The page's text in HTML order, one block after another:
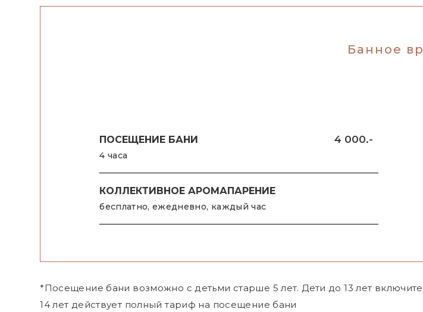
Банное
ПОСЕЩЕНИЕ БАНИ 4 000.-
4 часа
КОЛЛЕКТИВНОЕ АРОМАПАРЕНИЕ
бесплатно, ежедневно, каждый час
*Посещение бани возможно с детьми старше 5 лет. Дети до 13 лет
14 лет действует полный тариф на посещение бани